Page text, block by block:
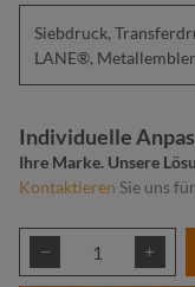
Siebdruck,
LANE®,
Individuelle
Ihre Marke. Unsere
Kontaktieren Sie uns
Produkt